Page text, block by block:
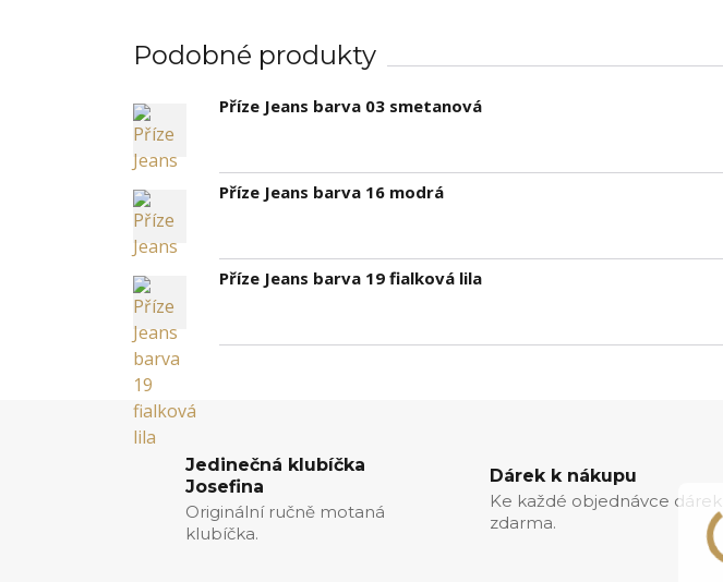
Podobné produkty
Příze Jeans barva 03 smetanová
Příze Jeans barva 16 modrá
Příze Jeans barva 19 fialková lila
Jedinečná klubíčka
Josefina
Originální ručně motaná
klubíčka.
Dárek k nákupu
Ke každé objednávce dárek
zdarma.